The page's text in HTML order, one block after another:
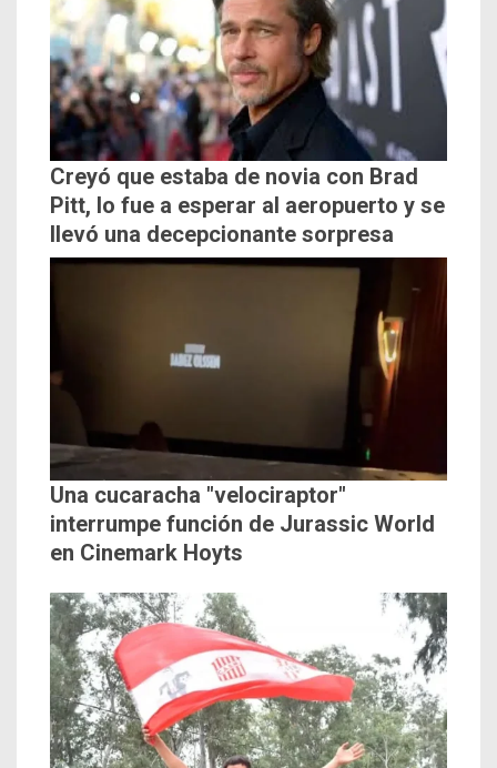
Creyó que estaba de novia con Brad
Pitt, lo fue a esperar al aeropuerto y se
llevó una decepcionante sorpresa
Una cucaracha "velociraptor"
interrumpe función de Jurassic World
en Cinemark Hoyts